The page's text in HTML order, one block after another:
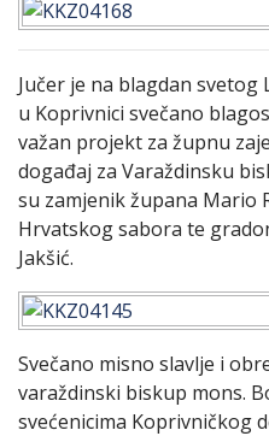
Jučer je na blagdan
u Koprivnici svečano
važan projekt za župnu
događaj za Varaždinsku
su zamjenik župana Mario
Hrvatskog sabora te
Jakšić.
Svečano misno slavlje i
varaždinski biskup mons.
svećenicima Koprivničkog